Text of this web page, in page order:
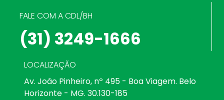
FALE COM A CDL/BH
(31) 3249-1666
LOCALIZAÇÃO
Av. João Pinheiro, nº 495 - Boa Viagem. Belo
Horizonte - MG. 30.130-185